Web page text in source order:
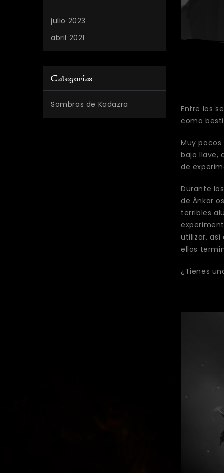
Entre los
como
Muy
bajo llave,
de
Durante
de Ánkar
terribles
utilizar, así
ellos
¿Tienes
julio 2023
abril 2021
Categorías
Sombras de Kadazra